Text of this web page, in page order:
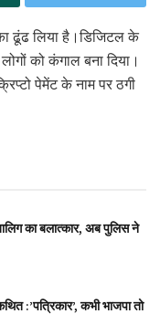
ढूंढ लिया है।डिजिटल के
को कंगाल बना दिया।
पेमेंट के नाम पर ठगी
का बलात्कार, अब पुलिस ने
:’पत्रिकार’, कभी भाजपा तो